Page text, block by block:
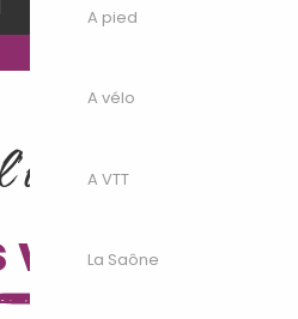
A pied
A vélo
A VTT
La Saône
App Store
?